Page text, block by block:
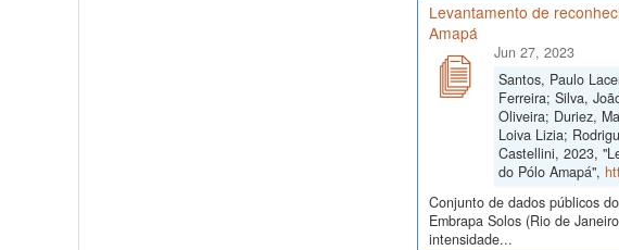
Levantamento de
Amapá
Jun 27, 2023
Santos, Paulo
Ferreira; Silva,
Oliveira; Duriez,
Loiva Lizia;
Castellini, 2023,
do Pólo Amapá",
Conjunto de dados públicos
Embrapa Solos (Rio de
intensidade...